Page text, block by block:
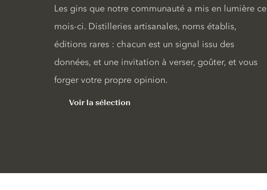
Les gins que notre communauté a mis en lumière ce
mois-ci. Distilleries artisanales, noms établis,
éditions rares : chacun est un signal issu des
données, et une invitation à verser, goûter, et vous
forger votre propre opinion.
Voir la sélection